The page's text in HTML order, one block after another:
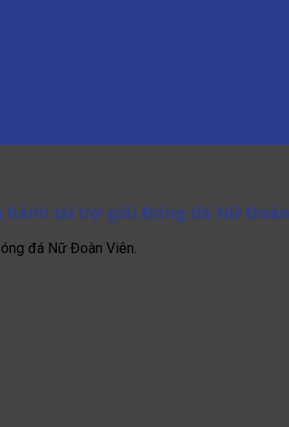
hành tài trợ giải Bóng đá Nữ
đá Nữ Đoàn Viên.